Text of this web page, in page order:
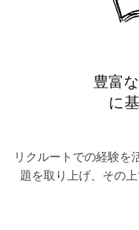
豊富
に
リクルートでの経験を
題を取り上げ、その